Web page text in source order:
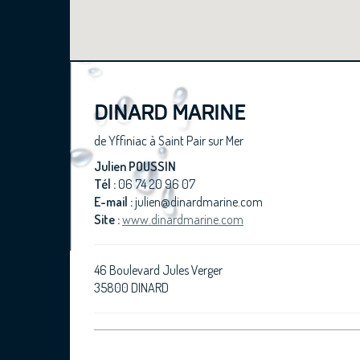
DINARD MARINE
de Yffiniac à Saint Pair sur Mer
Julien POUSSIN
Tél :06 74 20 96 07
E-mail :julien@dinardmarine.com
Site :www.dinardmarine.com
46 Boulevard Jules Verger
35800 DINARD